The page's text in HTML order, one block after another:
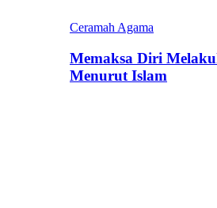
Ceramah Agama
Memaksa Diri
Menurut Islam